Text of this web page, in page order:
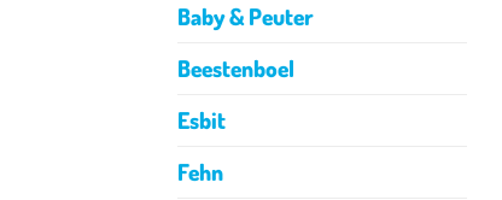
Baby & Peuter
Beestenboel
Esbit
Fehn